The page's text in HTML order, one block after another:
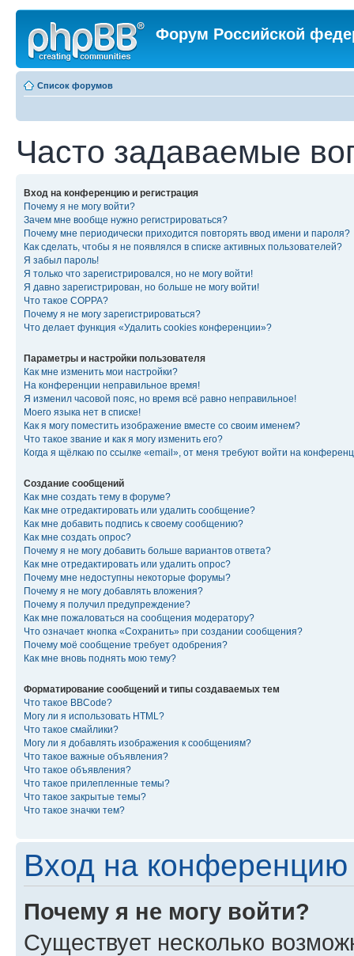
Форум Российской
Список форумов
Часто задаваемые
Вход на конференцию и регистрация
Почему я не могу войти?
Зачем мне вообще нужно регистрироваться?
Почему мне периодически приходится повторять ввод имени и пароля?
Как сделать, чтобы я не появлялся в списке активных пользователей?
Я забыл пароль!
Я только что зарегистрировался, но не могу войти!
Я давно зарегистрирован, но больше не могу войти!
Что такое COPPA?
Почему я не могу зарегистрироваться?
Что делает функция «Удалить cookies конференции»?
Параметры и настройки пользователя
Как мне изменить мои настройки?
На конференции неправильное время!
Я изменил часовой пояс, но время всё равно неправильное!
Моего языка нет в списке!
Как я могу поместить изображение вместе со своим именем?
Что такое звание и как я могу изменить его?
Когда я щёлкаю по ссылке «email», от меня требуют войти на
Создание сообщений
Как мне создать тему в форуме?
Как мне отредактировать или удалить сообщение?
Как мне добавить подпись к своему сообщению?
Как мне создать опрос?
Почему я не могу добавить больше вариантов ответа?
Как мне отредактировать или удалить опрос?
Почему мне недоступны некоторые форумы?
Почему я не могу добавлять вложения?
Почему я получил предупреждение?
Как мне пожаловаться на сообщения модератору?
Что означает кнопка «Сохранить» при создании сообщения?
Почему моё сообщение требует одобрения?
Как мне вновь поднять мою тему?
Форматирование сообщений и типы создаваемых тем
Что такое BBCode?
Могу ли я использовать HTML?
Что такое смайлики?
Могу ли я добавлять изображения к сообщениям?
Что такое важные объявления?
Что такое объявления?
Что такое прилепленные темы?
Что такое закрытые темы?
Что такое значки тем?
Вход на конференцию
Почему я не могу войти?
Существует несколько